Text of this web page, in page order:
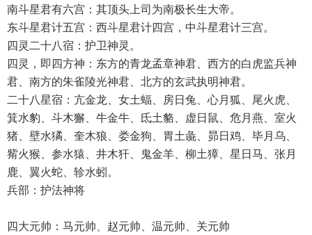
南斗星君有六宫：其顶头上司为南极长生大帝。
东斗星君计五宫：西斗星君计四宫，中斗星君计三宫。
四灵二十八宿：护卫神灵。
四灵，即四方神：东方的青龙孟章神君、西方的白虎监兵神
君、南方的朱雀陵光神君、北方的玄武执明神君。
二十八星宿：亢金龙、女土蝠、房日兔、心月狐、尾火虎、
箕水豹、斗木獬、牛金牛、氐土貉、虚日鼠、危月燕、室火
猪、壁水獝、奎木狼、娄金狗、胃土彘、昴日鸡、毕月乌、
觜火猴、参水猿、井木犴、鬼金羊、柳土獐、星日马、张月
鹿、翼火蛇、轸水蚓。
兵部：护法神将
四大元帅：马元帅、赵元帅、温元帅、关元帅